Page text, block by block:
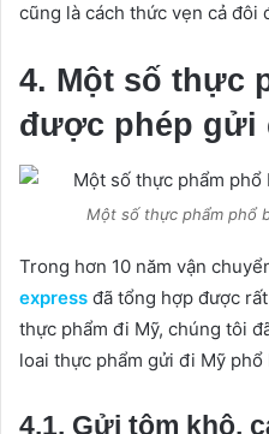
cũng là cách thức vẹn cả đôi
4. Một số thực
được phép gửi
Một số thực phẩm phổ
Trong hơn 10 năm vận
express đã tổng hợp được
thực phẩm đi Mỹ, chúng tôi
loai thực phẩm gửi đi Mỹ
4.1. Gửi tôm khô,